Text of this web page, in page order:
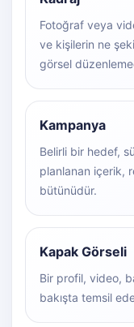
Fotoğraf veya
ve kişilerin ne
görsel
Kampanya
Belirli bir hedef,
planlanan içerik,
bütünüdür.
Kapak Görseli
Bir profil, video,
bakışta temsil